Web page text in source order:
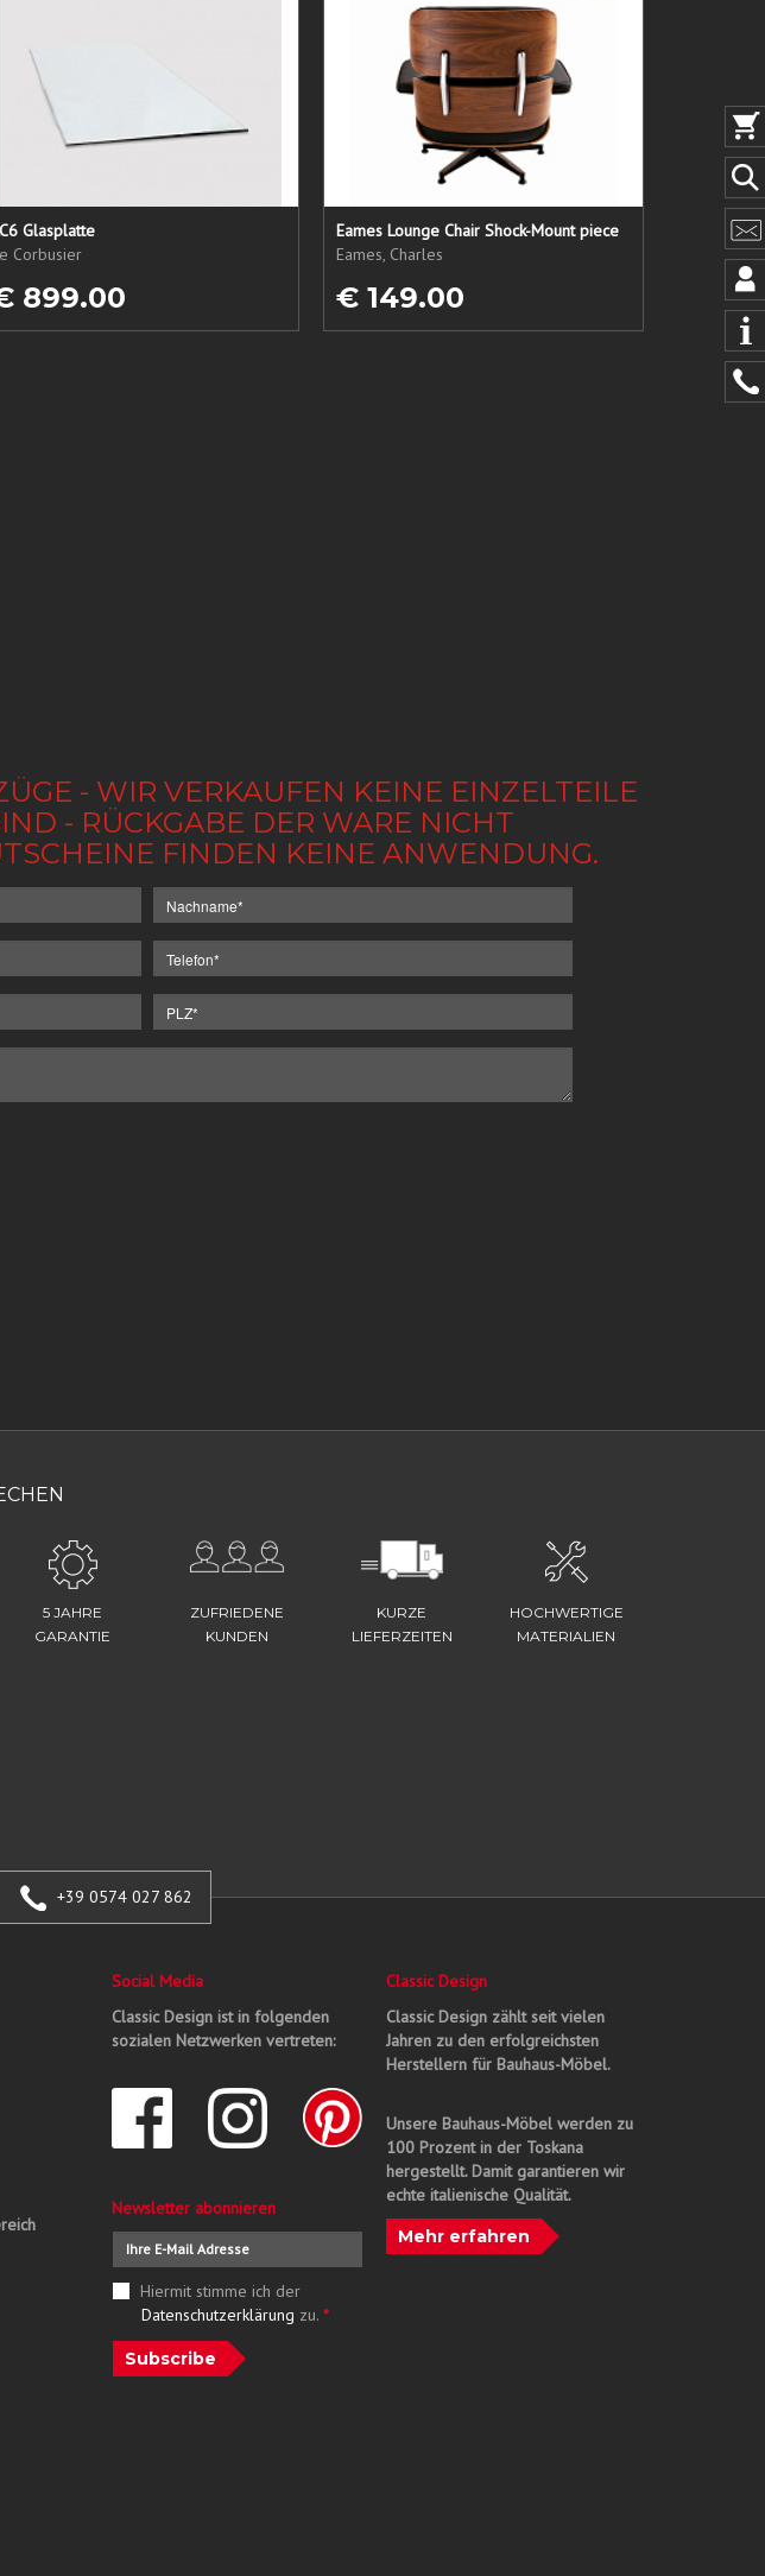
Glasplatte
Corbusier
899.00
Eames Lounge Chair Shock-Mount piece
Eames, Charles
€ 149.00
- WIR VERKAUFEN KEINE EINZELTEILE
- RÜCKGABE DER WARE NICHT
FINDEN KEINE ANWENDUNG.
5 JAHRE
GARANTIE
ZUFRIEDENE
KUNDEN
KURZE
LIEFERZEITEN
HOCHWERTIGE
MATERIALIEN
+39 0574 027 862
Social Media
Classic Design ist in folgenden
sozialen Netzwerken vertreten:
Newsletter abonnieren
Hiermit stimme ich der
Datenschutzerklärung zu. *
Subscribe
Classic Design
Classic Design zählt seit vielen
Jahren zu den erfolgreichsten
Herstellern für Bauhaus-Möbel.
Unsere Bauhaus-Möbel werden zu
100 Prozent in der Toskana
hergestellt. Damit garantieren wir
echte italienische Qualität.
Mehr erfahren